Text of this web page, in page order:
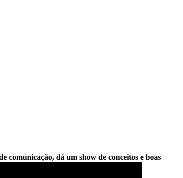
comunicação, dá um show de conceitos e boas